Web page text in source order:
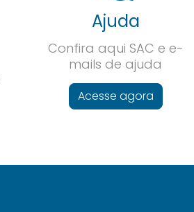
Ajuda
Confira aqui SAC e e-
mails de ajuda
Acesse agora